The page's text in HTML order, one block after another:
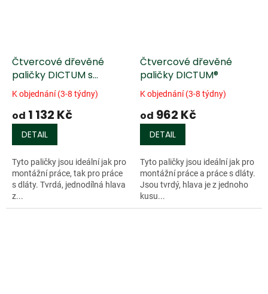
Čtvercové dřevěné
paličky DICTUM s
rukojetí z ošetřeného
ořechu
K objednání (3-8 týdny)
od 1 132 Kč
DETAIL
Tyto paličky jsou ideální jak pro
montážní práce, tak pro práce
s dláty. Tvrdá, jednodílná hlava
z...
Čtvercové dřevěné
paličky DICTUM®
K objednání (3-8 týdny)
od 962 Kč
DETAIL
Tyto paličky jsou ideální jak pro
montážní práce a práce s dláty.
Jsou tvrdý, hlava je z jednoho
kusu...